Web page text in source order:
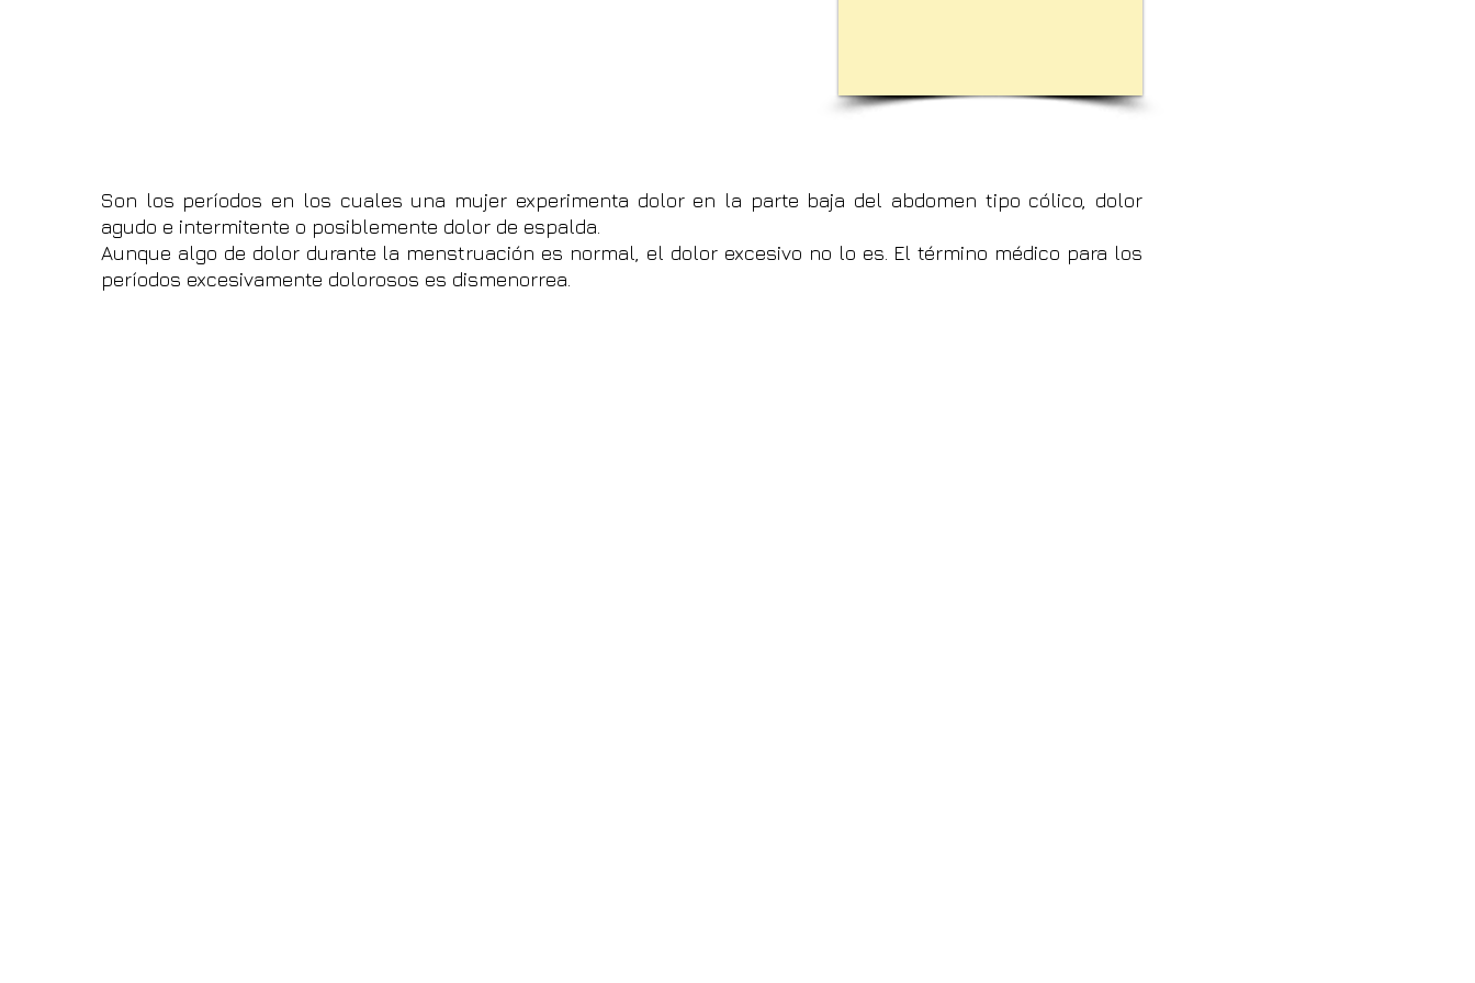
Son los períodos en los cuales una mujer experimenta dolor en la parte baja del abdomen tipo cólico, dolor
agudo e intermitente o posiblemente dolor de espalda.
Aunque algo de dolor durante la menstruación es normal, el dolor excesivo no lo es. El término médico para los
períodos excesivamente dolorosos es dismenorrea.